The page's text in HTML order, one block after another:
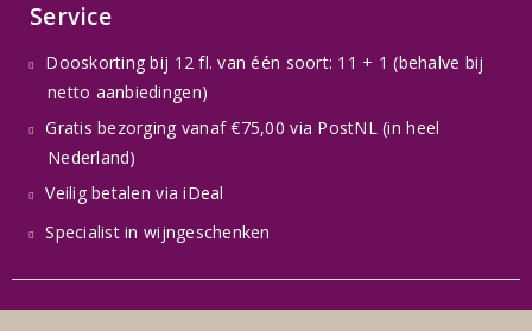
Service
Dooskorting bij 12 fl. van één soort: 11 + 1 (behalve bij
netto aanbiedingen)
Gratis bezorging vanaf €75,00 via PostNL (in heel
Nederland)
Veilig betalen via iDeal
Specialist in wijngeschenken